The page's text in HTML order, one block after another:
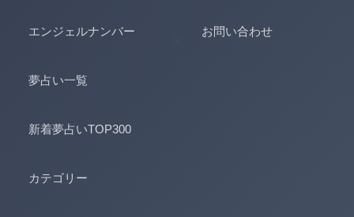
エンジェルナンバー
夢占い一覧
新着夢占いTOP300
カテゴリー
お問い合わせ